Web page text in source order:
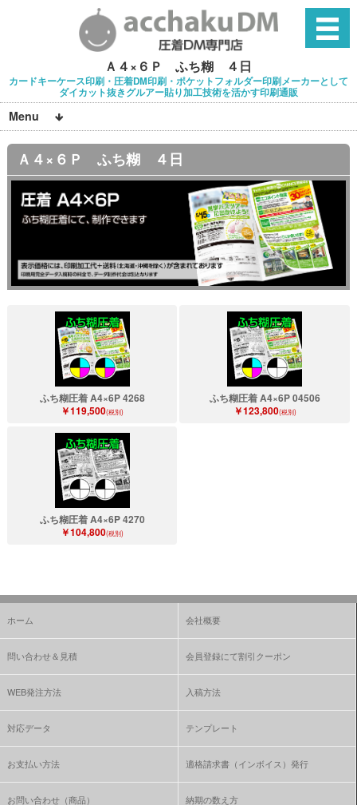
Ａ４×６Ｐ ふち糊 ４日
カードキーケース印刷・圧着DM印刷・ポケットフォルダー印刷メーカーとして
ダイカット抜きグルアー貼り加工技術を活かす印刷通販
Menu
Ａ４×６Ｐ ふち糊 ４日
ふち糊圧着 A4×6P 4268
￥119,500(税別)
ふち糊圧着 A4×6P 04506
￥123,800(税別)
ふち糊圧着 A4×6P 4270
￥104,800(税別)
ホーム 会社概要
問い合わせ＆見積 会員登録にて割引クーポン
WEB発注方法 入稿方法
対応データ テンプレート
お支払い方法 適格請求書（インボイス）発行
お問い合わせ（商品） 納期の数え方